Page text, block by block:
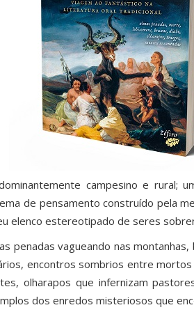
campesino e rural;
de pensamento construído pela
elenco estereotipado de seres
penadas vagueando nas
encontros sombrios entre
olharapos que infernizam
dos enredos misteriosos que